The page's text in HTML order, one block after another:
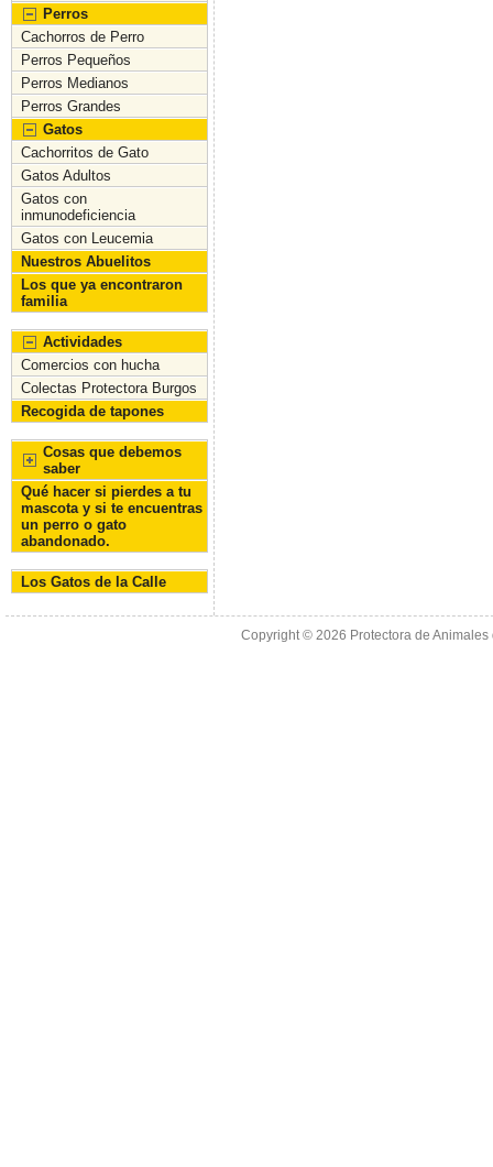
Perros
Cachorros de Perro
Perros Pequeños
Perros Medianos
Perros Grandes
Gatos
Cachorritos de Gato
Gatos Adultos
Gatos con
inmunodeficiencia
Gatos con Leucemia
Nuestros Abuelitos
Los que ya encontraron
familia
Actividades
Comercios con hucha
Colectas Protectora Burgos
Recogida de tapones
Cosas que debemos
saber
Qué hacer si pierdes a tu
mascota y si te encuentras
un perro o gato
abandonado.
Los Gatos de la Calle
Copyright © 2026 Protectora de Animales